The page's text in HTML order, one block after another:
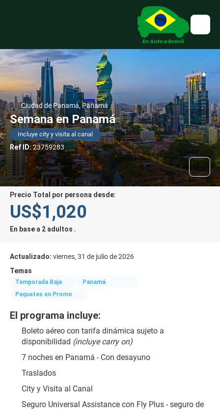
Ciudad de Panamá, Panamá
Semana en Panamá
Incluye city y visita al canal
Ref ID:23759283
Precio Total por persona desde:
US$1,020
En base a 2 adultos .
Actualizado: viernes, 31 de julio de 2026
Temas
Temporada Baja
Panamá
Paquetes en Promo
El programa incluye:
Boleto aéreo con tarifa dinámica sujeto a
disponibilidad (incluye carry on)
7 noches en Panamá - Con desayuno
Traslados
City y Visita al Canal
Seguro Universal Assistance con Fly Plus - seguro de